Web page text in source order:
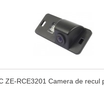
ZE-RCE3201 Camera de recul